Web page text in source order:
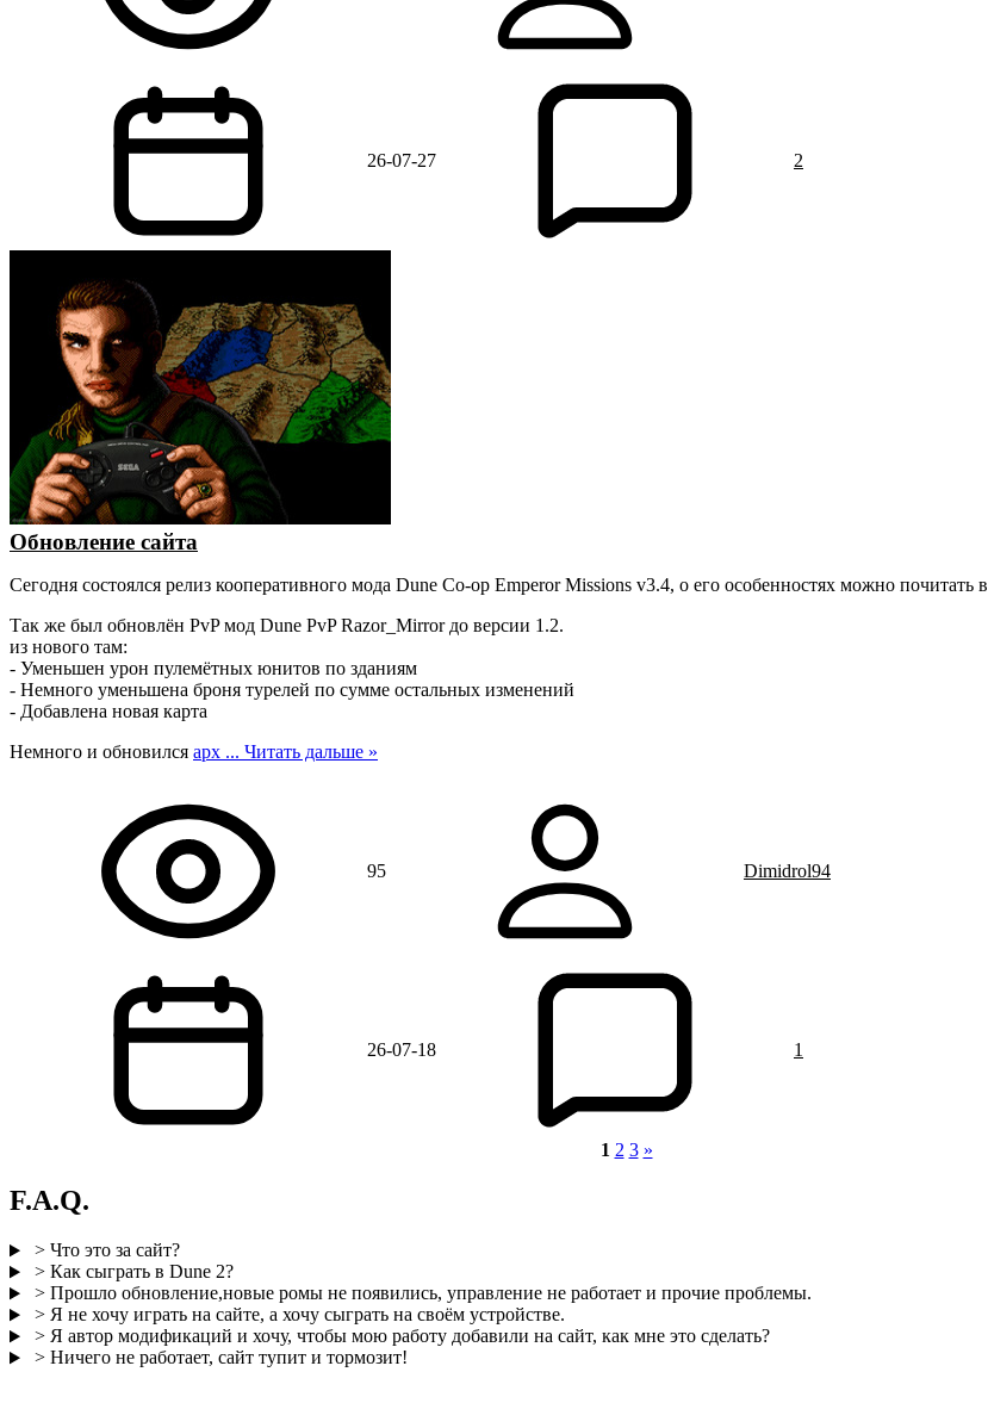
26-07-27 2
Обновление сайта
Сегодня состоялся релиз кооперативного мода Dune Co-op Emperor Missions v3.4, о его особенностях можно почитать в
Так же был обновлён PvP мод Dune PvP Razor_Mirror до версии 1.2.
из нового там:
- Уменьшен урон пулемётных юнитов по зданиям
- Немного уменьшена броня турелей по сумме остальных изменений
- Добавлена новая карта
Немного и обновился арх ... Читать дальше »
95 Dimidrol94
26-07-18 1
1 2 3 »
F.A.Q.
> Что это за сайт?
> Как сыграть в Dune 2?
> Прошло обновление,новые ромы не появились, управление не работает и прочие проблемы.
> Я не хочу играть на сайте, а хочу сыграть на своём устройстве.
> Я автор модификаций и хочу, чтобы мою работу добавили на сайт, как мне это сделать?
> Ничего не работает, сайт тупит и тормозит!